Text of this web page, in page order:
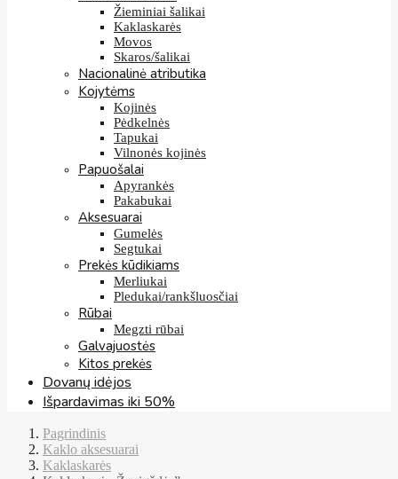
Žieminiai šalikai
Kaklaskarės
Movos
Skaros/šalikai
Nacionalinė atributika
Kojytėms
Kojinės
Pėdkelnės
Tapukai
Vilnonės kojinės
Papuošalai
Apyrankės
Pakabukai
Aksesuarai
Gumelės
Segtukai
Prekės kūdikiams
Merliukai
Pledukai/rankšluosčiai
Rūbai
Megzti rūbai
Galvajuostės
Kitos prekės
Dovanų idėjos
Išpardavimas iki 50%
Pagrindinis
Kaklo aksesuarai
Kaklaskarės